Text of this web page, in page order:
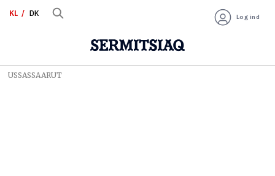
KL DK Log ind
USSASSAARUT